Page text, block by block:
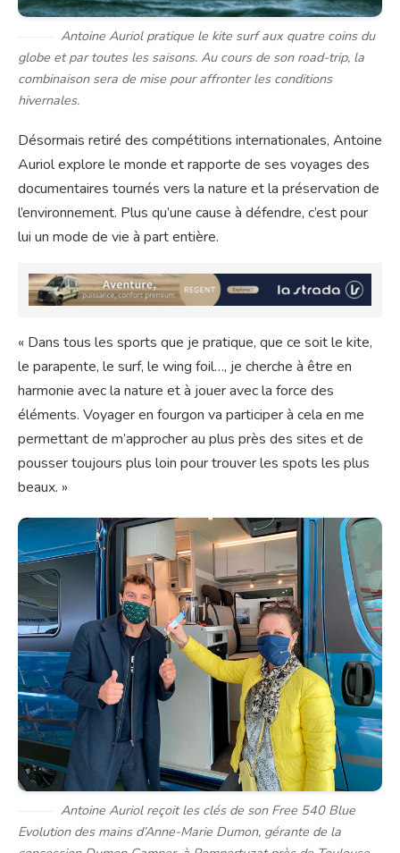
Antoine Auriol pratique le kite surf aux quatre coins du
globe et par toutes les saisons. Au cours de son road-trip, la
combinaison sera de mise pour affronter les conditions
hivernales.
Désormais retiré des compétitions internationales, Antoine
Auriol explore le monde et rapporte de ses voyages des
documentaires tournés vers la nature et la préservation de
l’environnement. Plus qu’une cause à défendre, c’est pour
lui un mode de vie à part entière.
« Dans tous les sports que je pratique, que ce soit le kite,
le parapente, le surf, le wing foil…, je cherche à être en
harmonie avec la nature et à jouer avec la force des
éléments. Voyager en fourgon va participer à cela en me
permettant de m’approcher au plus près des sites et de
pousser toujours plus loin pour trouver les spots les plus
beaux. »
Antoine Auriol reçoit les clés de son Free 540 Blue
Evolution des mains d’Anne-Marie Dumon, gérante de la